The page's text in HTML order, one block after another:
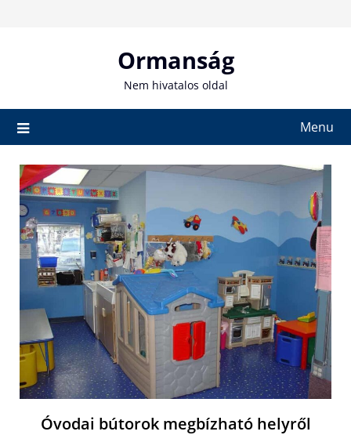
Ormanság
Nem hivatalos oldal
Menu
Óvodai bútorok megbízható helyről